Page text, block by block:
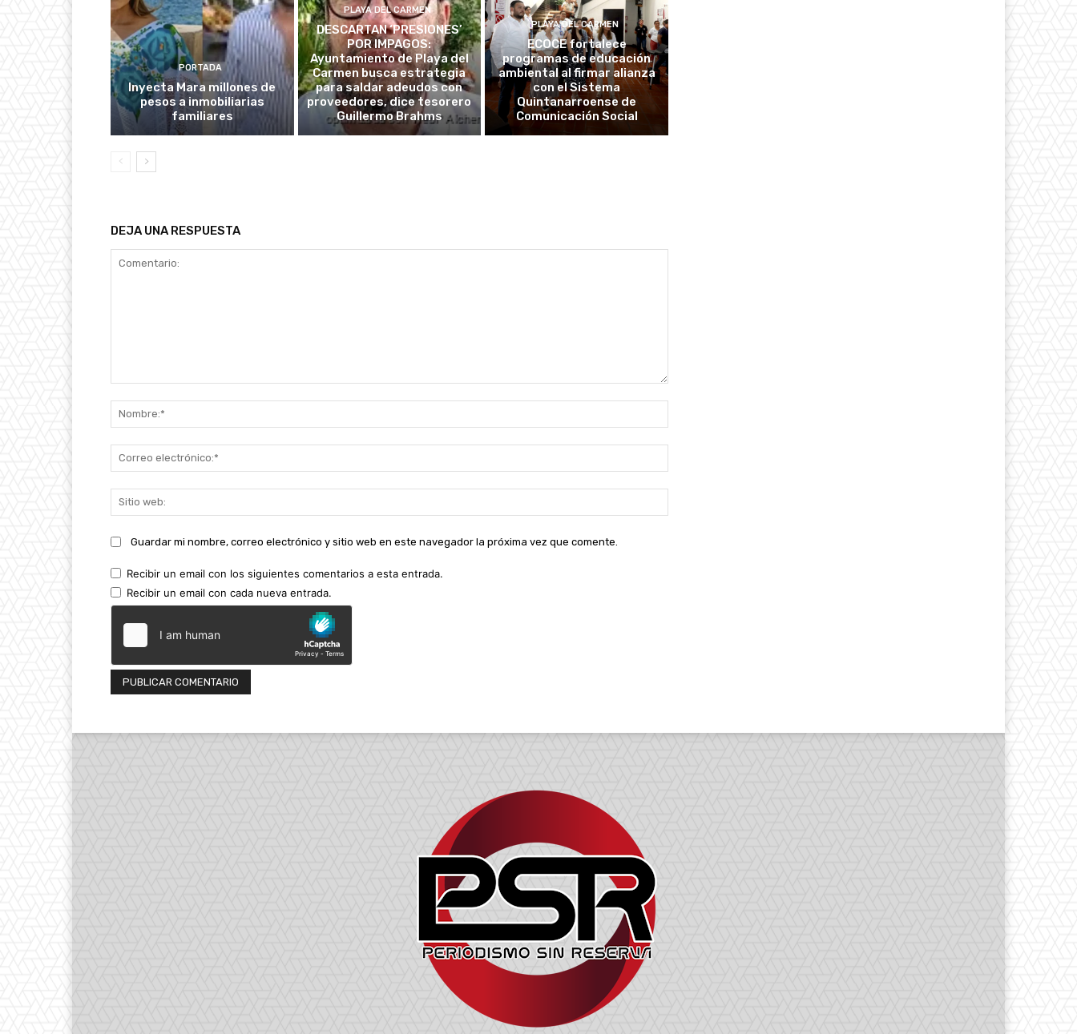
PORTADA
Inyecta Mara millones de
pesos a inmobiliarias
familiares
PLAYA DEL CARMEN
DESCARTAN ‘PRESIONES’
POR IMPAGOS:
Ayuntamiento de Playa del
Carmen busca estrategia
para saldar adeudos con
proveedores, dice tesorero
Guillermo Brahms
PLAYA DEL CARMEN
ECOCE fortalece
programas de educación
ambiental al firmar alianza
con el Sistema
Quintanarroense de
Comunicación Social
DEJA UNA RESPUESTA
electrónico:*
web:
Guardar mi nombre, correo electrónico y sitio web en este navegador la próxima vez que comente.
Recibir un email con los siguientes comentarios a esta entrada.
Recibir un email con cada nueva entrada.